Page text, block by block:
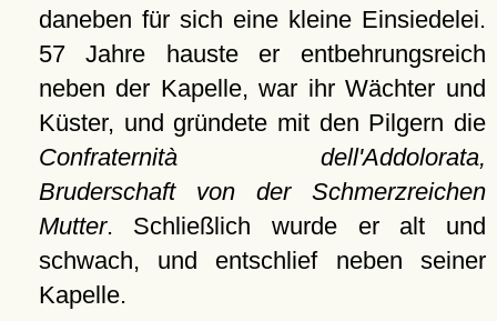
daneben für sich eine kleine Einsiedelei.
57 Jahre hauste er entbehrungsreich
neben der Kapelle, war ihr Wächter und
Küster, und gründete mit den Pilgern die
Confraternità dell'Addolorata,
Bruderschaft von der Schmerzreichen
Mutter. Schließlich wurde er alt und
schwach, und entschlief neben seiner
Kapelle.